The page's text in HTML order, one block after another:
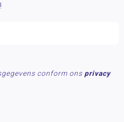
conform ons privacy